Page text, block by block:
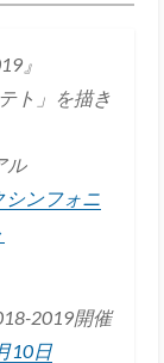
』
ト」を描き
ル
ンフォニ
2019開催
10日